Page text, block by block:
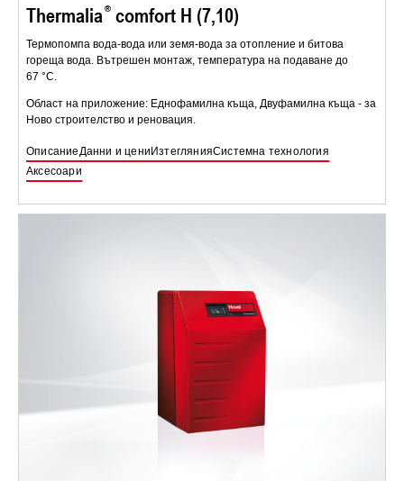
Thermalia comfort H (7,10)
Термопомпа вода-вода или земя-вода за отопление и битова
гореща вода. Вътрешен монтаж, температура на подаване до
67 °C.
Област на приложение: Еднофамилна къща, Двуфамилна къща - за
Ново строителство и реновация.
ОписаниеДанни и цени ИзтеглянияСистемна технология
Аксесоари